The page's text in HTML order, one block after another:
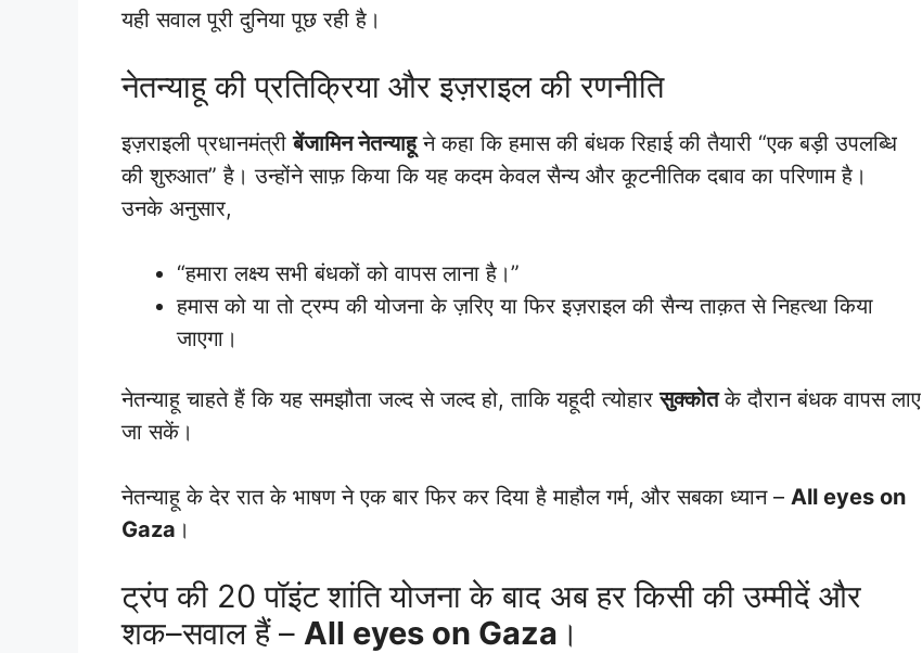
यही सवाल पूरी दुनिया पूछ रही है।
नेतन्याहू की प्रतिक्रिया और इज़राइल की रणनीति
इज़राइली प्रधानमंत्रीबेंजामिन नेतन्याहूने कहा कि हमास की बंधक रिहाई की तैयारी “एक बड़ी उपलब्धि
की शुरुआत” है। उन्होंने साफ़ किया कि यह कदम केवल सैन्य और कूटनीतिक दबाव का परिणाम है।
उनके अनुसार,
“हमारा लक्ष्य सभी बंधकों को वापस लाना है।”
हमास को या तो ट्रम्प की योजना के ज़रिए या फिर इज़राइल की सैन्य ताक़त से निहत्था किया
जाएगा।
नेतन्याहू चाहते हैं कि यह समझौता जल्द से जल्द हो, ताकि यहूदी त्योहारसुक्कोतके दौरान बंधक वापस लाए
जा सकें।
नेतन्याहू के देर रात के भाषण ने एक बार फिर कर दिया है माहौल गर्म, और सबका ध्यान – All eyes on
Gaza ।
ट्रंप की 20 पॉइंट शांति योजना के बाद अब हर किसी की उम्मीदें और
शक–सवाल हैं – All eyes on Gaza ।